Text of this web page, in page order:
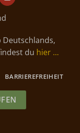
du hier …
BARRIEREFREIHEIT